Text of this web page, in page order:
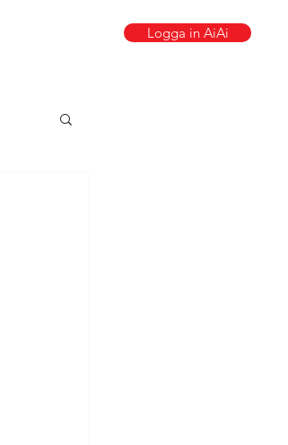
Logga in AiAi